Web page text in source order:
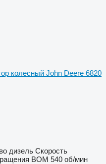
колесный John Deere 6820
дизель Скорость
ВОМ 540 об/мин